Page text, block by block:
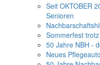
Seit OKTOBER
Senioren
Sommerfest
50 Jahre NBH -
Neues Pflegeauto